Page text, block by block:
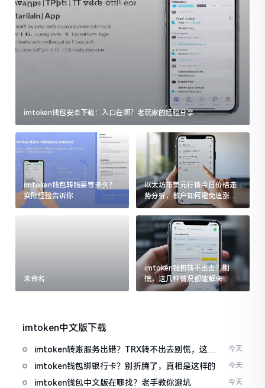
imtoken钱包安卓下载：入口在哪？老玩家的经验分享
imtoken钱包转钱要等多久？
实际经验告诉你
以太坊币美元行情今日价格走
势分析，散户如何避免追涨杀
跌被套牢
未命名
imtoken钱包转不出去？别
慌，这几种情况都能解决
imtoken中文版下载
imtoken转账服务出错？TRX转不出去别慌，这几
招试试
今天
imtoken钱包绑银行卡？别折腾了，真相是这样的 今天
imtoken钱包中文版在哪找？老手教你避坑 今天